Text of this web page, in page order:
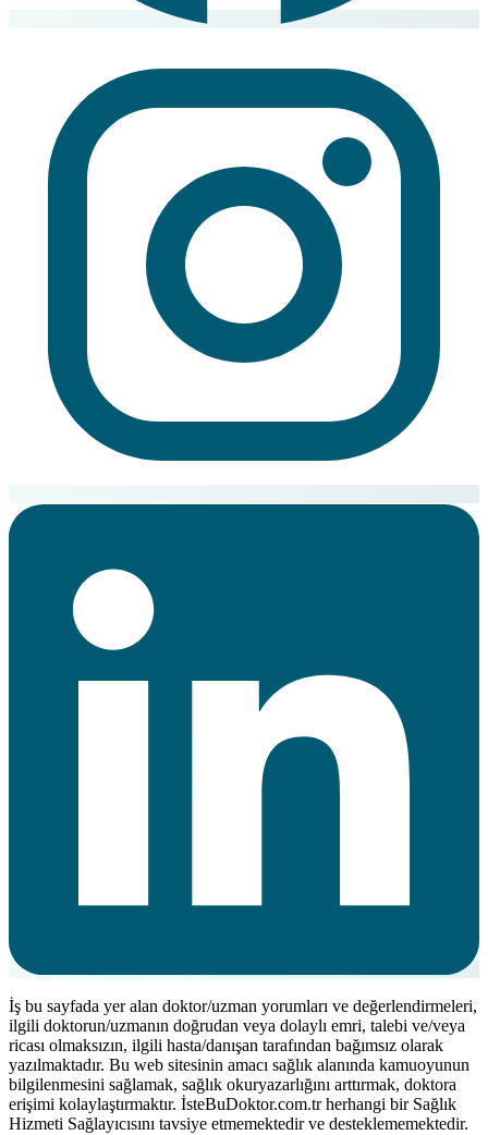
İş bu sayfada yer alan doktor/uzman yorumları ve değerlendirmeleri,
ilgili doktorun/uzmanın doğrudan veya dolaylı emri, talebi ve/veya
ricası olmaksızın, ilgili hasta/danışan tarafından bağımsız olarak
yazılmaktadır. Bu web sitesinin amacı sağlık alanında kamuoyunun
bilgilenmesini sağlamak, sağlık okuryazarlığını arttırmak, doktora
erişimi kolaylaştırmaktır. İsteBuDoktor.com.tr herhangi bir Sağlık
Hizmeti Sağlayıcısını tavsiye etmemektedir ve desteklememektedir.